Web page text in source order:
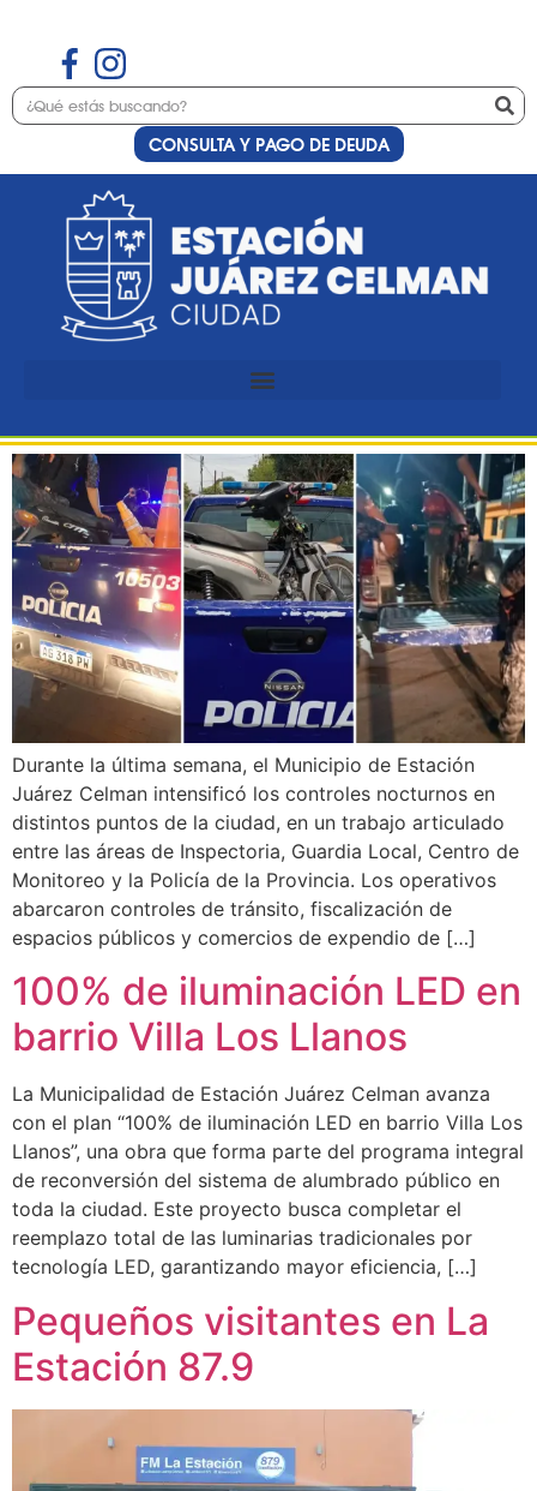
CONSULTA Y PAGO DE DEUDA
Etiqueta:fabian
Operativo en Estación
Juárez Celman dejó seis
Durante la última semana, el Municipio de Estación
Juárez Celman intensificó los controles nocturnos en
distintos puntos de la ciudad, en un trabajo articulado
entre las áreas de Inspectoria, Guardia Local, Centro de
Monitoreo y la Policía de la Provincia. Los operativos
abarcaron controles de tránsito, fiscalización de
espacios públicos y comercios de expendio de […]
100% de iluminación LED en
barrio Villa Los Llanos
La Municipalidad de Estación Juárez Celman avanza
con el plan “100% de iluminación LED en barrio Villa Los
Llanos”, una obra que forma parte del programa integral
de reconversión del sistema de alumbrado público en
toda la ciudad. Este proyecto busca completar el
reemplazo total de las luminarias tradicionales por
tecnología LED, garantizando mayor eficiencia, […]
Pequeños visitantes en La
Estación 87.9